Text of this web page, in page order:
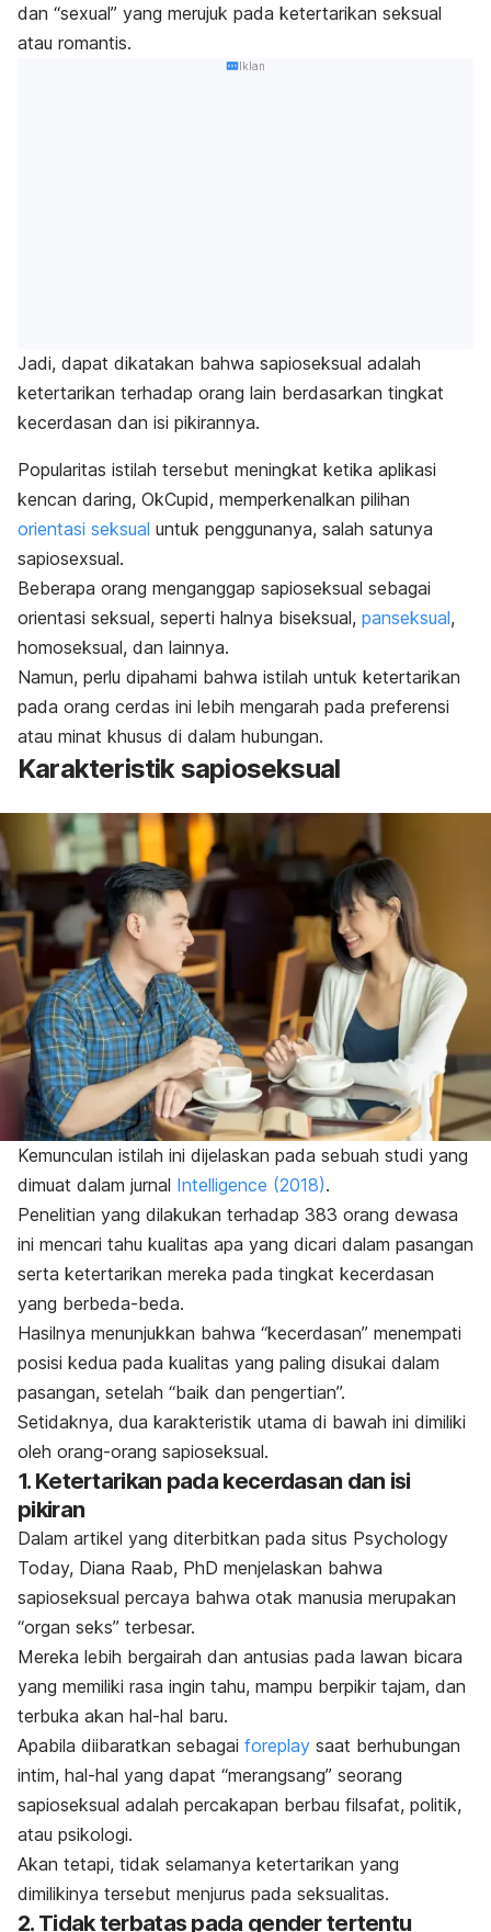
dan “sexual” yang merujuk pada ketertarikan seksual
atau romantis.
Iklan
Jadi, dapat dikatakan bahwa sapioseksual adalah
ketertarikan terhadap orang lain berdasarkan tingkat
kecerdasan dan isi pikirannya.
Popularitas istilah tersebut meningkat ketika aplikasi
kencan daring, OkCupid, memperkenalkan pilihan
orientasi seksual untuk penggunanya, salah satunya
sapiosexsual.
Beberapa orang menganggap sapioseksual sebagai
orientasi seksual, seperti halnya biseksual, panseksual,
homoseksual, dan lainnya.
Namun, perlu dipahami bahwa istilah untuk ketertarikan
pada orang cerdas ini lebih mengarah pada preferensi
atau minat khusus di dalam hubungan.
Karakteristik sapioseksual
Kemunculan istilah ini dijelaskan pada sebuah studi yang
dimuat dalam jurnal Intelligence (2018).
Penelitian yang dilakukan terhadap 383 orang dewasa
ini mencari tahu kualitas apa yang dicari dalam pasangan
serta ketertarikan mereka pada tingkat kecerdasan
yang berbeda-beda.
Hasilnya menunjukkan bahwa “kecerdasan” menempati
posisi kedua pada kualitas yang paling disukai dalam
pasangan, setelah “baik dan pengertian”.
Setidaknya, dua karakteristik utama di bawah ini dimiliki
oleh orang-orang sapioseksual.
1. Ketertarikan pada kecerdasan dan isi
pikiran
Dalam artikel yang diterbitkan pada situs Psychology
Today, Diana Raab, PhD menjelaskan bahwa
sapioseksual percaya bahwa otak manusia merupakan
“organ seks” terbesar.
Mereka lebih bergairah dan antusias pada lawan bicara
yang memiliki rasa ingin tahu, mampu berpikir tajam, dan
terbuka akan hal-hal baru.
Apabila diibaratkan sebagai foreplay saat berhubungan
intim, hal-hal yang dapat “merangsang” seorang
sapioseksual adalah percakapan berbau filsafat, politik,
atau psikologi.
Akan tetapi, tidak selamanya ketertarikan yang
dimilikinya tersebut menjurus pada seksualitas.
2. Tidak terbatas pada gender tertentu